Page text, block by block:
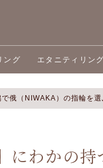
ング エタニティリング
で俄（NIWAKA）の指輪を選
にわかの